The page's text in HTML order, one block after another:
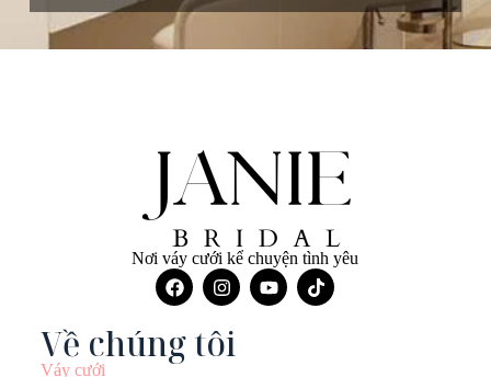
Nơi váy cưới kể chuyện tình yêu
Về chúng tôi
Váy cưới